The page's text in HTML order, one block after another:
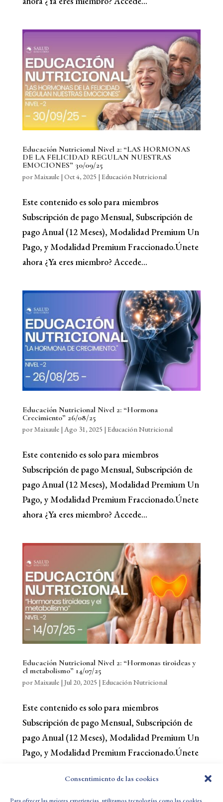
Consentimiento de las cookies
Educación Nutricional Nivel 2: “LAS HORMONAS
DE LA FELICIDAD REGULAN NUESTRAS
EMOCIONES” 30/09/25
porMaixaule| Oct 4, 2025 | Educación Nutricional
Este contenido es solo para miembros
Subscripción de pago Mensual, Subscripción de
pago Anual (12 Meses), Modalidad Premium Un
Pago, y Modalidad Premium Fraccionado.Únete
ahora ¿Ya eres miembro? Accede...
Educación Nutricional Nivel 2: “Hormona
Crecimiento” 26/08/25
porMaixaule| Ago 31, 2025 | Educación Nutricional
Este contenido es solo para miembros
Subscripción de pago Mensual, Subscripción de
pago Anual (12 Meses), Modalidad Premium Un
Pago, y Modalidad Premium Fraccionado.Únete
ahora ¿Ya eres miembro? Accede...
Educación Nutricional Nivel 2: “Hormonas tiroideas y
el metabolismo” 14/07/25
porMaixaule| Jul 20, 2025 | Educación Nutricional
Este contenido es solo para miembros
Subscripción de pago Mensual, Subscripción de
pago Anual (12 Meses), Modalidad Premium Un
Pago, y Modalidad Premium Fraccionado.Únete